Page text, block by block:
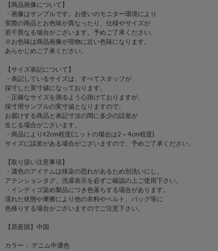
【商品画像について】
・画像はサンプルです。お使いのモニター環境により
実際の商品とお色味が異なったり、仕様やサイズが
若干異なる場合がございます。予めご了承ください。
※お色味は商品画像が現物に近い色味になります。
あらかじめご了承ください。
【サイズ表記について】
・表記しているサイズは、すべてスタッフが
採寸した実寸値になっております。
・正確なサイズを測るよう心掛けておりますが、
採寸用サンプルの実寸値となりますので、
お届けする商品と表記寸法の間に多少の誤差が
生じる場合がございます。
・商品により±2cm程度(ニットの場合は2～4cm程度)
サイズに誤差がある場合がございますので、予めご了承ください。
【取り扱い注意事項】
・濃色のアイテムは移染の恐れがあるため別洗いにし、
アテンションタグ、洗濯表示を必ずご確認の上ご使用下さい。
・インディゴ染め製品につき色落ちする場合があります。
濡れた状態や摩擦により他の衣料やベルト、バッグ等に
色移りする場合がございますのでご注意下さい。
【原産国】中国
カラー： デニム中濃色